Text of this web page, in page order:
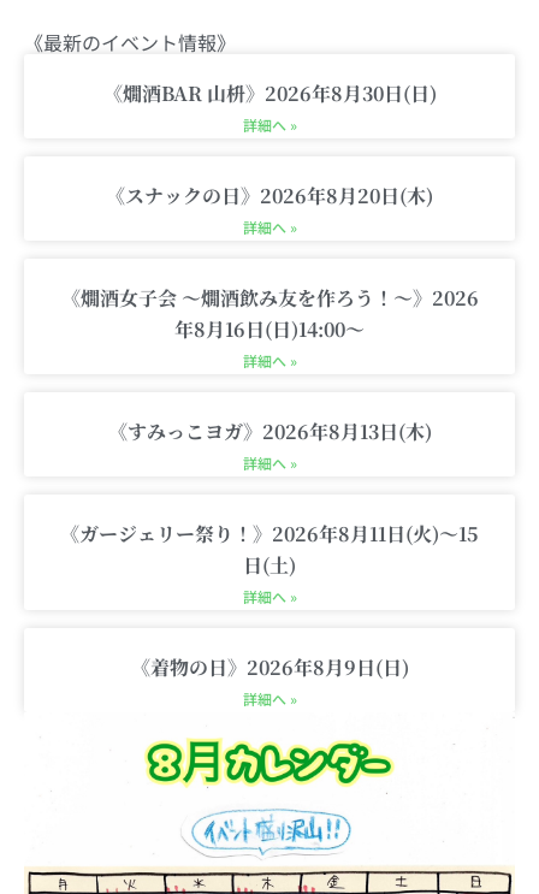
t
a
g
m
t
t
e o
o
b i
-
r
《最新のイベント情報》
《燗酒BAR 山枡》2026年8月30日(日)
詳細へ »
《スナックの日》2026年8月20日(木)
詳細へ »
《燗酒女子会 〜燗酒飲み友を作ろう！〜》2026
年8月16日(日)14:00〜
詳細へ »
《すみっこヨガ》2026年8月13日(木)
詳細へ »
《ガージェリー祭り！》2026年8月11日(火)〜15
日(土)
詳細へ »
《着物の日》2026年8月9日(日)
詳細へ »